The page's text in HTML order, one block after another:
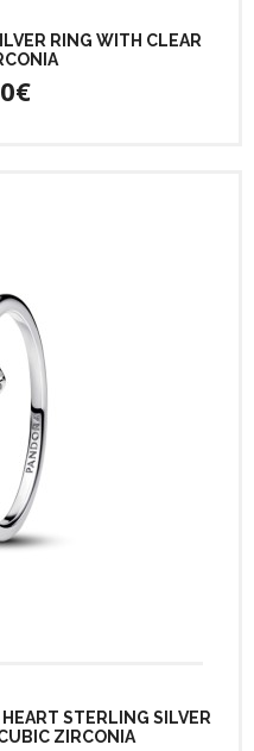
RING WITH CLEAR
STERLING SILVER
ZIRCONIA